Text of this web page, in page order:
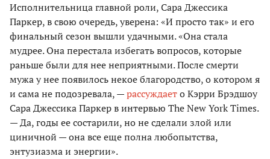
Исполнительница главной роли, Сара Джессика
Паркер, в свою очередь, уверена: «И просто так» и его
финальный сезон вышли удачными. «Она стала
мудрее. Она перестала избегать вопросов, которые
раньше были для нее неприятными. После смерти
мужа у нее появилось некое благородство, о котором я
и сама не подозревала, —рассуждаето Кэрри Брэдшоу
Сара Джессика Паркер в интервью The New York Times.
— Да, годы ее состарили, но не сделали злой или
циничной — она все еще полна любопытства,
энтузиазма и энергии».